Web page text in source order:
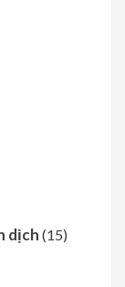
dịch (15)